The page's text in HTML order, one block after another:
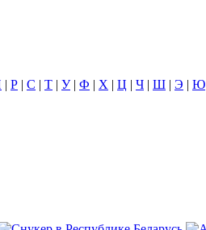
| Р | С | Т | У| Ф | Х | Ц | Ч | Ш | Э | Ю